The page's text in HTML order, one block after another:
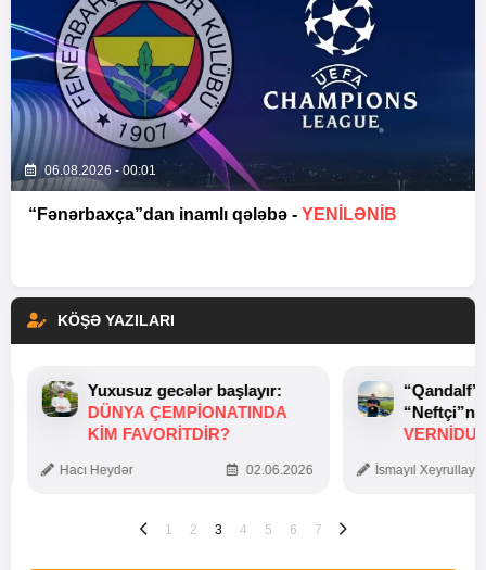
06.08.2026 - 00:01
“Fənərbaxça”dan inamlı qələbə - YENİLƏNİB
KÖŞƏ YAZILARI
Yuxusuz gecələr başlayır:
DÜNYA ÇEMPIONATINDA
KIM FAVORITDIR?
Hacı Heydər 02.06.2026 İsmayıl
1 2 3 4 5 6 7